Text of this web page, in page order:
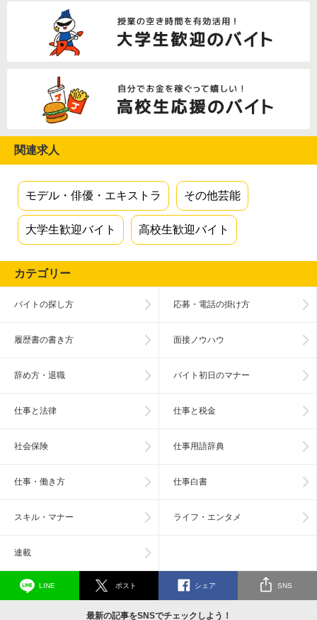
関連求人
モデル・俳優・エキストラ その他芸能
大学生歓迎バイト 高校生歓迎バイト
カテゴリー
バイトの探し方 応募・電話の掛け方
履歴書の書き方 面接ノウハウ
辞め方・退職 バイト初日のマナー
仕事と法律 仕事と税金
社会保険 仕事用語辞典
仕事・働き方 仕事白書
スキル・マナー ライフ・エンタメ
連載
LINE ポスト シェア SNS
最新の記事をSNSでチェックしよう！